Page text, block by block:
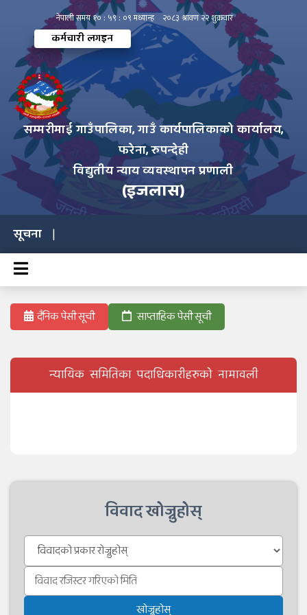
कर्मचारी लगइन
सम्मरीमाई गाउँपालिका, गाउँ कार्यपालिकाको कार्यालय,
फरेना, रुपन्देही
विद्युतीय न्याय व्यवस्थापन प्रणाली
(इजलास)
सूचना
दैनिक पेसी सूची साप्ताहिक पेसी सूची
न्यायिक समितिका पदाधिकारीहरुको नामावली
विवाद खोज्नुहोस्
खोज्नुहोस्